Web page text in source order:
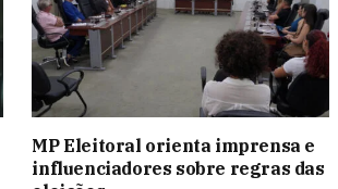
MP Eleitoral orienta imprensa e
influenciadores sobre regras das